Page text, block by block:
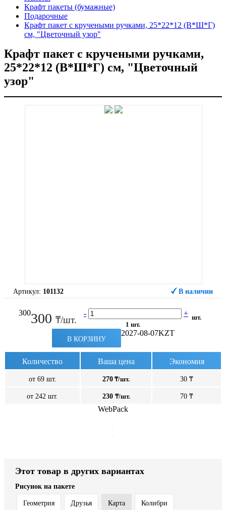
Крафт пакеты (бумажные)
Подарочные
Крафт пакет с кручеными ручками, 25*22*12 (В*Ш*Г)
см, "Цветочный узор"
Крафт пакет с кручеными ручками,
25*22*12 (В*Ш*Г) см, "Цветочный
узор"
Артикул: 101132 В наличии
300300 ₸/шт.
- +
1 шт.
шт.
В КОРЗИНУ
2027-08-07KZT
Количество Ваша цена Экономия
от 69 шт. 270 ₸/шт. 30 ₸
от 242 шт. 230 ₸/шт. 70 ₸
WebPack
Этот товар в других вариантах
Рисунок на пакете
Геометрия Друзья Карта Колибри